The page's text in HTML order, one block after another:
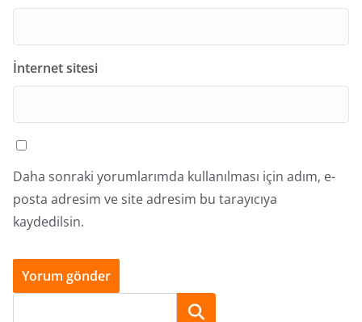
İnternet sitesi
Daha sonraki yorumlarımda kullanılması için adım, e-
posta adresim ve site adresim bu tarayıcıya
kaydedilsin.
Ara